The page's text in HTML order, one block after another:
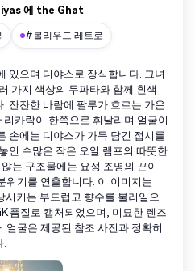
에 the Ghat
#볼리우드 레트로
있으며 디야스로 장식합니다. 그녀
가지 색상의 두파타와 함께 흰색
잔잔한 바람에 팔루가 흐르는 가운
카락이 한쪽으로 휘날리며 얼굴이
손에는 디야스가 가득 담긴 접시를
인 수많은 작은 오일 램프의 따뜻한
는 구조물에는 요정 조명의 끈이
위기를 연출합니다. 이 이미지는
시키는 부드럽고 향수를 불러일으
품질로 캡처되었으며, 미묘한 렌즈
얼굴은 제공된 참조 사진과 정확히